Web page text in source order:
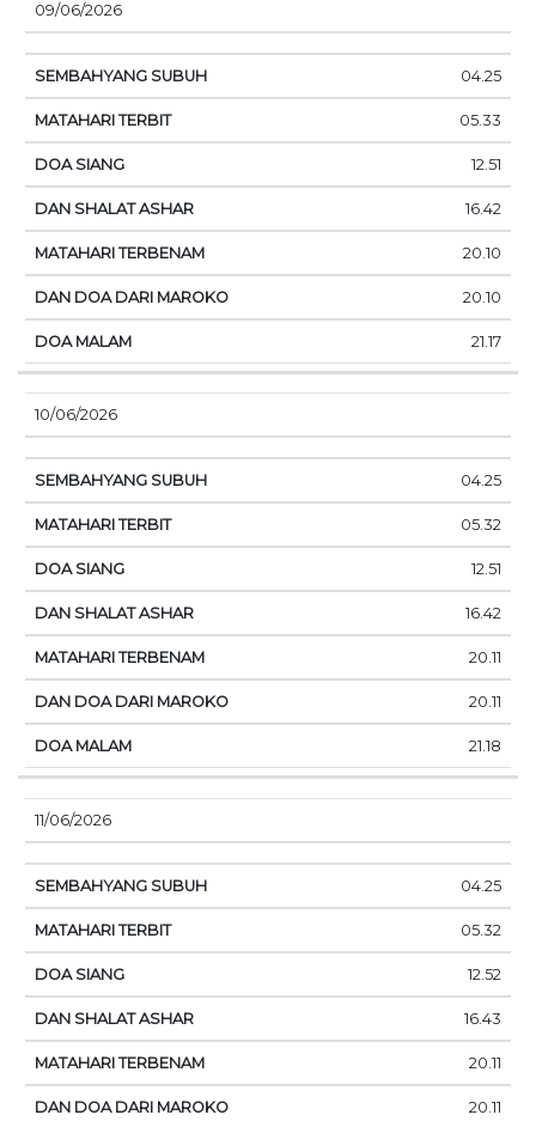
09/06/2026
04.25
05.33
12.51
16.42
20.10
20.10
21.17
10/06/2026
04.25
05.32
12.51
16.42
20.11
20.11
21.18
11/06/2026
04.25
05.32
12.52
16.43
20.11
20.11